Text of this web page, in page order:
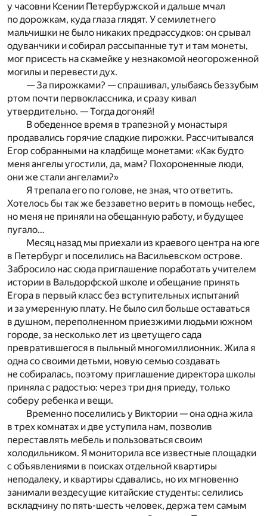
у часовни Ксении Петербуржской и дальше мчал
по дорожкам, куда глаза глядят. У семилетнего
мальчишки не было никаких предрассудков: он срывал
одуванчики и собирал рассыпанные тут и там монеты,
мог присесть на скамейке у незнакомой неогороженной
могилы и перевести дух.
— За пирожками? — спрашивал, улыбаясь беззубым
ртом почти первоклассника, и сразу кивал
утвердительно. — Тогда догоняй!
В обеденное время в трапезной у монастыря
продавались горячие сладкие пирожки. Рассчитывался
Егор собранными на кладбище монетами: «Как будто
меня ангелы угостили, да, мам? Похороненные люди,
они же стали ангелами?»
Я трепала его по голове, не зная, что ответить.
Хотелось бы так же беззаветно верить в помощь небес,
но меня не приняли на обещанную работу, и будущее
пугало…
Месяц назад мы приехали из краевого центра на юге
в Петербург и поселились на Васильевском острове.
Забросило нас сюда приглашение поработать учителем
истории в Вальдорфской школе и обещание принять
Егора в первый класс без вступительных испытаний
и за умеренную плату. Не было сил больше оставаться
в душном, переполненном приезжими людьми южном
городе, за несколько лет из цветущего сада
превратившегося в пыльный многомиллионник. Жила я
одна со своими детьми, новую семью создавать
не собиралась, поэтому приглашение директора школы
приняла с радостью: через три дня приеду, только
соберу ребенка и вещи.
Временно поселились у Виктории — она одна жила
в трех комнатах и две уступила нам, позволив
переставлять мебель и пользоваться своим
холодильником. Я мониторила все известные площадки
с объявлениями в поисках отдельной квартиры
неподалеку, и квартиры сдавались, но их мгновенно
занимали вездесущие китайские студенты: селились
вскладчину по пять-шесть человек, держа тем самым